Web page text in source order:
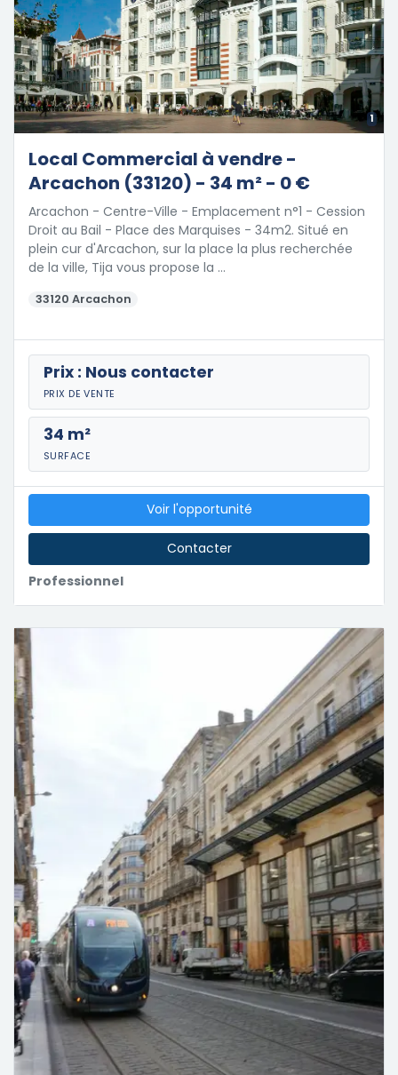
1
Local Commercial à vendre -
Arcachon (33120) - 34 m² - 0 €
Arcachon - Centre-Ville - Emplacement n°1 - Cession
Droit au Bail - Place des Marquises - 34m2. Situé en
plein cur d'Arcachon, sur la place la plus recherchée
de la ville, Tija vous propose la …
33120 Arcachon
Prix : Nous contacter
PRIX DE VENTE
34 m²
SURFACE
Professionnel
Voir l'opportunité
Contacter